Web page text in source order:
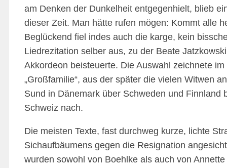
am Denken der Dunkelheit entgegenhielt, blieb
dieser Zeit. Man hätte rufen mögen: Kommt alle
Beglückend fiel indes auch die karge, kein
Liedrezitation selber aus, zu der Beate
Akkordeon beisteuerte. Die Auswahl zeichnete
„Großfamilie“, aus der später die vielen Witwen
Sund in Dänemark über Schweden und Finnland
Schweiz nach.
Die meisten Texte, fast durchweg kurze, lichte
Sichaufbäumens gegen die Resignation
wurden sowohl von Boehlke als auch von